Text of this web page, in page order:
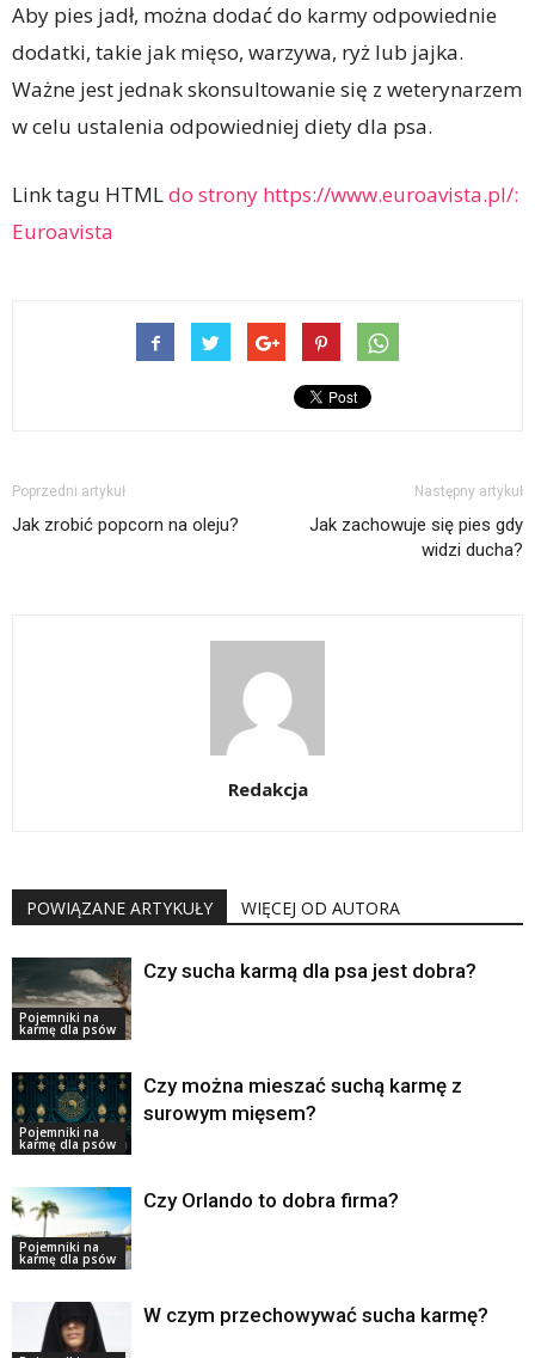
Aby pies jadł, można dodać do karmy odpowiednie
dodatki, takie jak mięso, warzywa, ryż lub jajka.
Ważne jest jednak skonsultowanie się z weterynarzem
w celu ustalenia odpowiedniej diety dla psa.
Link tagu HTMLdo strony https://www.euroavista.pl/:
Euroavista
Poprzedni artykuł
Jak zrobić popcorn na oleju?
Następny artykuł
Jak zachowuje się pies gdy
widzi ducha?
Redakcja
POWIĄZANE ARTYKUŁY WIĘCEJ OD AUTORA
Pojemniki na
karmę dla psów
Czy sucha karmą dla psa jest dobra?
Pojemniki na
karmę dla psów
Czy można mieszać suchą karmę z
surowym mięsem?
Pojemniki na
karmę dla psów
Czy Orlando to dobra firma?
W czym przechowywać sucha karmę?